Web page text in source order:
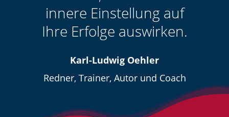
innere Einstellung auf
Ihre Erfolge auswirken.
Karl-Ludwig Oehler
Redner, Trainer, Autor und Coach